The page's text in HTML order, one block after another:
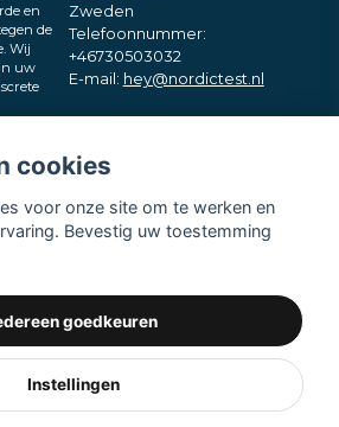
en
de
Wij
uw
Zweden
Telefoonnummer:
+46730503032
E-mail: hey@nordictest.nl
cookies
voor onze site om te werken en
Bevestig uw toestemming
goedkeuren
Instellingen